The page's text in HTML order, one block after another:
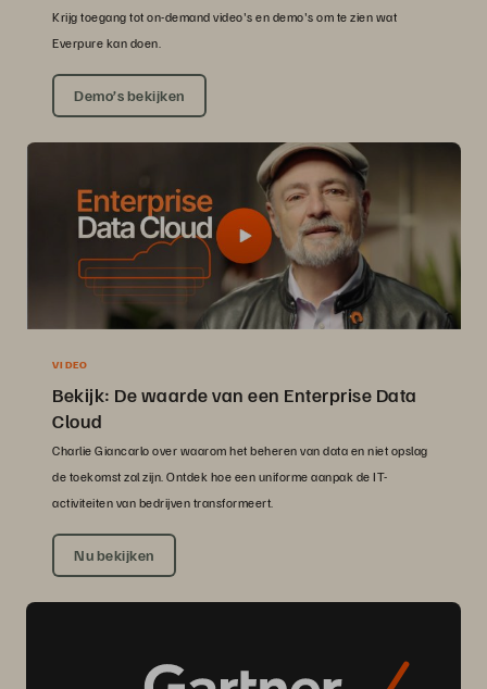
Krijg toegang tot on-demand video's en demo's om te zien wat
Everpure kan doen.
Demo’s bekijken
VIDEO
Bekijk: De waarde van een Enterprise Data
Cloud
Charlie Giancarlo over waarom het beheren van data en niet opslag
de toekomst zal zijn. Ontdek hoe een uniforme aanpak de IT-
activiteiten van bedrijven transformeert.
Nu bekijken